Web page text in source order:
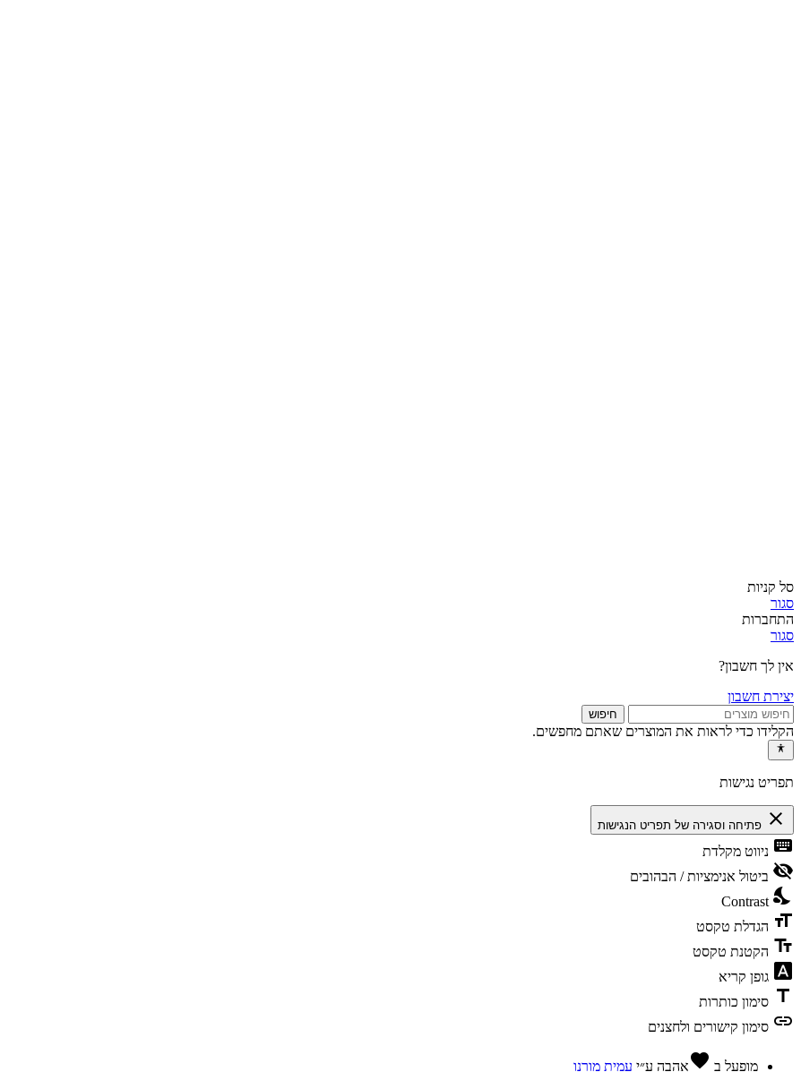
סל קניות
סגור
התחברות
סגור
אין לך חשבון?
יצירת חשבון
חיפוש
הקלידו כדי לראות את המוצרים שאתם מחפשים.
תפריט נגישות
close פתיחה וסגירה של תפריט הנגישות
keyboard ניווט מקלדת
visibility_off ביטול אנימציות / הבהובים
nights_stay
Contrast
format_size הגדלת טקסט
text_fields הקטנת טקסט
font_download גופן קריא
title סימון כותרות
link סימון קישורים ולחצנים
מופעל ב favoriteאהבה ע״י עמית מורנו